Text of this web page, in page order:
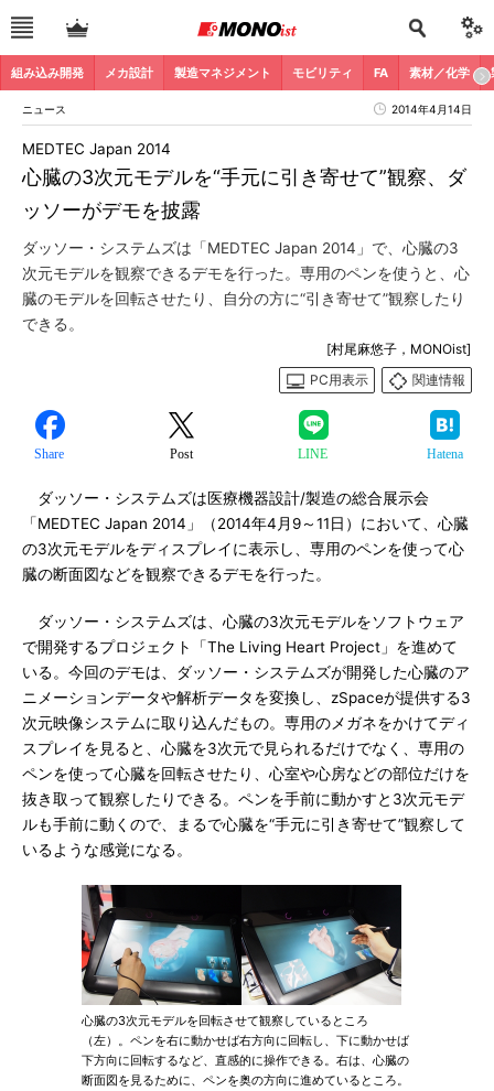
組み込み開発 メカ設計 製造マネジメント モビリティ FA 素材／化学
ニュース 2014年4月14日
心臓の3次元モデルを“手元に引き寄せて”観察、ダ
ッソーがデモを披露
MEDTEC Japan 2014
ダッソー・システムズは「MEDTEC Japan 2014」で、心臓の3
次元モデルを観察できるデモを行った。専用のペンを使うと、心
臓のモデルを回転させたり、自分の方に“引き寄せて”観察したり
できる。
[村尾麻悠子，MONOist]
PC用表示
関連情報
Share Post LINE Hatena
ダッソー・システムズは医療機器設計/製造の総合展示会
「MEDTEC Japan 2014」（2014年4月9～11日）において、心臓
の3次元モデルをディスプレイに表示し、専用のペンを使って心
臓の断面図などを観察できるデモを行った。
ダッソー・システムズは、心臓の3次元モデルをソフトウェア
で開発するプロジェクト「The Living Heart Project」を進めて
いる。今回のデモは、ダッソー・システムズが開発した心臓のア
ニメーションデータや解析データを変換し、zSpaceが提供する3
次元映像システムに取り込んだもの。専用のメガネをかけてディ
スプレイを見ると、心臓を3次元で見られるだけでなく、専用の
ペンを使って心臓を回転させたり、心室や心房などの部位だけを
抜き取って観察したりできる。ペンを手前に動かすと3次元モデ
ルも手前に動くので、まるで心臓を“手元に引き寄せて”観察して
いるような感覚になる。
心臓の3次元モデルを回転させて観察しているところ
（左）。ペンを右に動かせば右方向に回転し、下に動かせば
下方向に回転するなど、直感的に操作できる。右は、心臓の
断面図を見るために、ペンを奥の方向に進めているところ。